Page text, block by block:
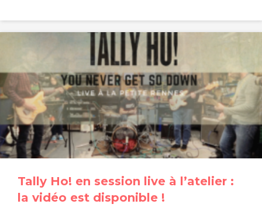
Tally Ho! en session live à l’atelier :
la vidéo est disponible !